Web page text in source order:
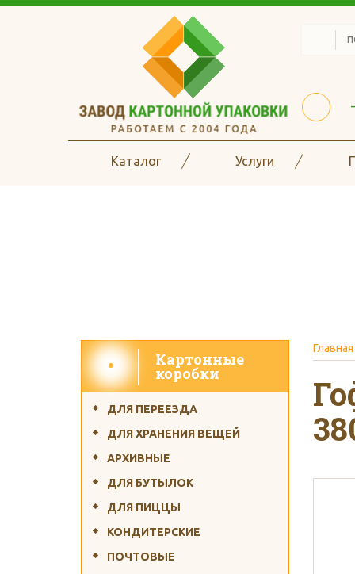
Каталог Услуги
Бесплатная
Срок
Главная
Картонные
коробки
ДЛЯ ПЕРЕЕЗДА
ДЛЯ ХРАНЕНИЯ ВЕЩЕЙ
АРХИВНЫЕ
ДЛЯ БУТЫЛОК
ДЛЯ ПИЦЦЫ
КОНДИТЕРСКИЕ
ПОЧТОВЫЕ